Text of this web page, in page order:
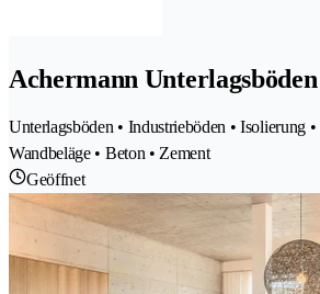
Achermann
Unterlagsböden • Industrieböden • Isolierung
Wandbeläge • Beton • Zement
Geöffnet